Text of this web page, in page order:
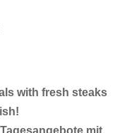
with fresh steaks
mit